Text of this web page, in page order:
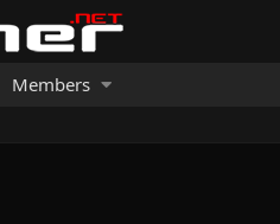
Members